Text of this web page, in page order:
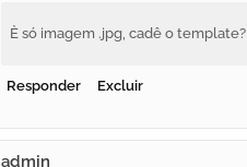
È só imagem .jpg, cadê o template?
Responder Excluir
admin